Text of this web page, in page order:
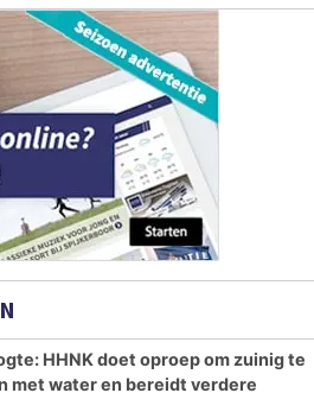
HHNK doet oproep om zuinig te
met water en bereidt verdere